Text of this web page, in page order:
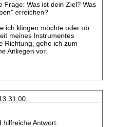
Frage: Was ist dein Ziel? Was
erreichen?
ich klingen möchte oder ob
meines Instrumentes
Richtung, gehe ich zum
Anliegen vor.
Antwort.